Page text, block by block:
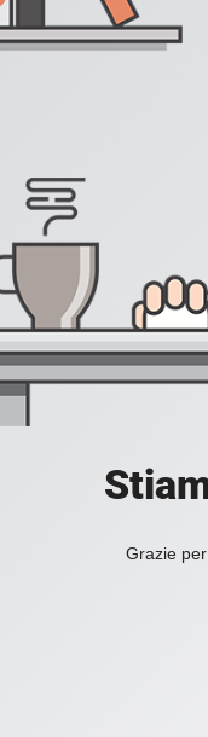
Grazie